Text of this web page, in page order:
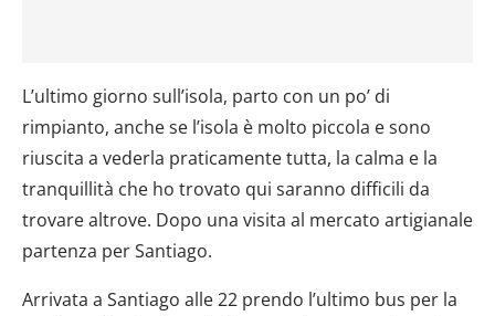
L’ultimo giorno sull’isola, parto con un po’ di
rimpianto, anche se l’isola è molto piccola e sono
riuscita a vederla praticamente tutta, la calma e la
tranquillità che ho trovato qui saranno difficili da
trovare altrove. Dopo una visita al mercato artigianale
partenza per Santiago.
Arrivata a Santiago alle 22 prendo l’ultimo bus per la